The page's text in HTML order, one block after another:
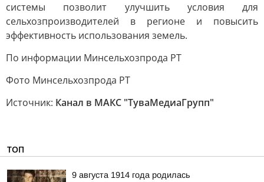
системы позволит улучшить условия для
сельхозпроизводителей в регионе и повысить
эффективность использования земель.
По информации Минсельхозпрода РТ
Фото Минсельхозпрода РТ
Источник: Канал в МАКС "ТуваМедиаГрупп"
ТОП
9 августа 1914 года родилась